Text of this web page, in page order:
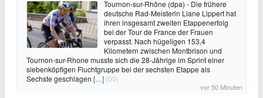
Tournon-sur-Rhône (dpa) - Die frühere
deutsche Rad-Meisterin Liane Lippert hat
ihren insgesamt zweiten Etappenerfolg
bei der Tour de France der Frauen
verpasst. Nach hügeligen 153,4
Kilometern zwischen Montbrison und
Tournon-sur-Rhone musste sich die 28-Jährige im Sprint einer
siebenköpfigen Fluchtgruppe bei der sechsten Etappe als
Sechste geschlagen […] (00)
vor 50 Minuten